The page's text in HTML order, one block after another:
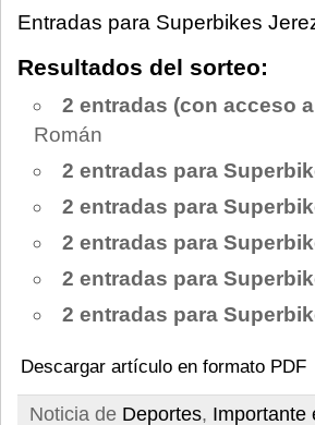
Entradas para Superbikes
Resultados del sorteo:
2 entradas (con acceso
Román
2 entradas para
2 entradas para
2 entradas para
2 entradas para
2 entradas para
Descargar artículo en formato PDF
Noticia de Deportes, Importante